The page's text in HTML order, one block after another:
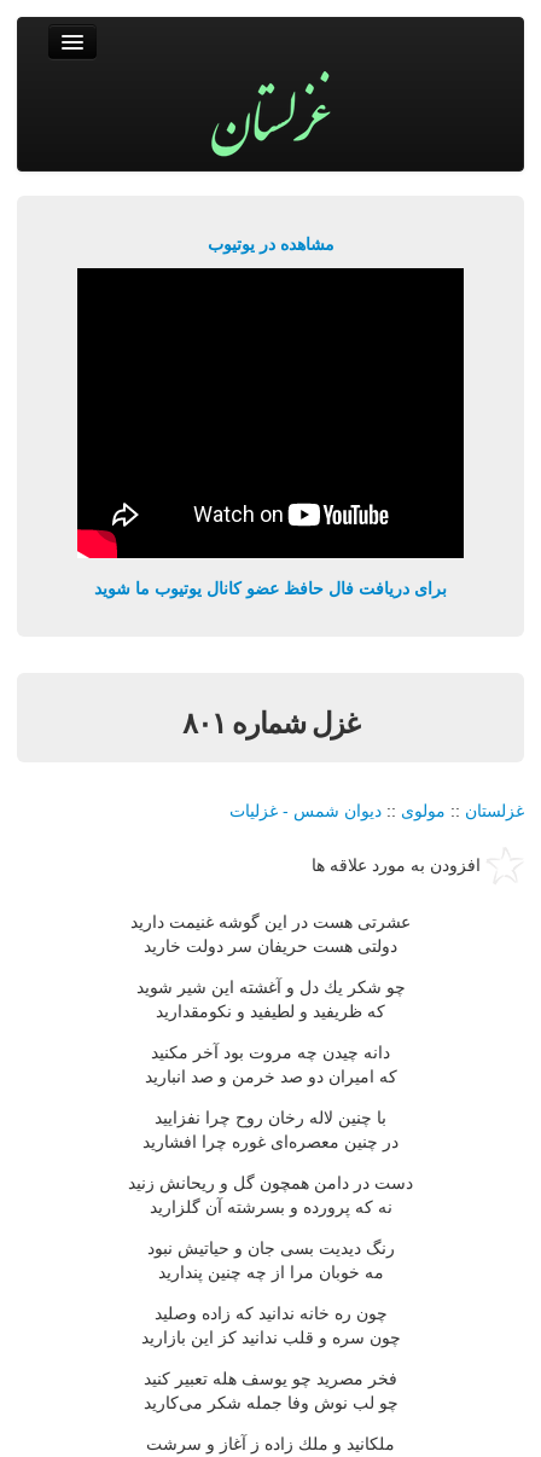
مشاهده در یوتیوب
برای دریافت فال حافظ عضو کانال یوتیوب ما شوید
غزل شماره ۸۰۱
غزلستان :: مولوی :: دیوان شمس - غزلیات
افزودن به مورد علاقه ها
عشرتی هست در این گوشه غنیمت دارید
دولتی هست حریفان سر دولت خارید
چو شكر یك دل و آغشته این شیر شوید
كه ظریفید و لطیفید و نكومقدارید
دانه چیدن چه مروت بود آخر مكنید
كه امیران دو صد خرمن و صد انبارید
با چنین لاله رخان روح چرا نفزایید
در چنین معصره‌ای غوره چرا افشارید
دست در دامن همچون گل و ریحانش زنید
نه كه پرورده و بسرشته آن گلزارید
رنگ دیدیت بسی جان و حیاتیش نبود
مه خوبان مرا از چه چنین پندارید
چون ره خانه ندانید كه زاده وصلید
چون سره و قلب ندانید كز این بازارید
فخر مصرید چو یوسف هله تعبیر كنید
چو لب نوش وفا جمله شكر می‌كارید
ملكانید و ملك زاده ز آغاز و سرشت